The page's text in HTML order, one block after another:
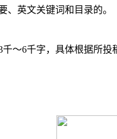
英文关键词和目录的。
千～6千字，具体根据所投